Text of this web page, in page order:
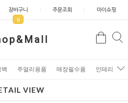
장바구니
0
주문조회 마이쇼핑
검
주얼리용품 매장필수품 인테리어소
VIEW